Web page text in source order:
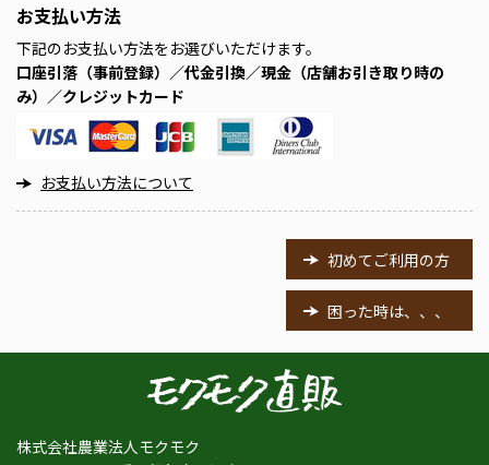
お支払い方法
下記のお支払い方法をお選びいただけます。
口座引落（事前登録）／代金引換／現金（店舗お引き取り時の
み）／クレジットカード
お支払い方法について
初めてご利用の方
困った時は、、、
株式会社農業法人モクモク